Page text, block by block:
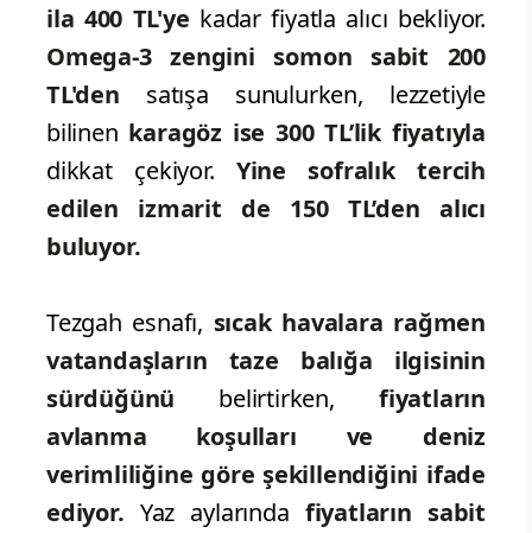
ila 400 TL'ye kadar fiyatla alıcı bekliyor.
Omega-3 zengini somon sabit 200
TL'den satışa sunulurken, lezzetiyle
bilinen karagöz ise 300 TL’lik fiyatıyla
dikkat çekiyor. Yine sofralık tercih
edilen izmarit de 150 TL’den alıcı
buluyor.
Tezgah esnafı, sıcak havalara rağmen
vatandaşların taze balığa ilgisinin
sürdüğünü belirtirken, fiyatların
avlanma koşulları ve deniz
verimliliğine göre şekillendiğini ifade
ediyor. Yaz aylarında fiyatların sabit